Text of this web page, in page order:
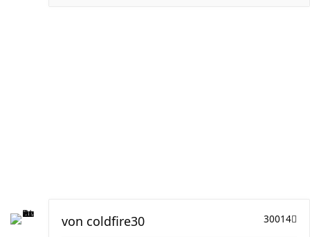
30014
von coldfire30